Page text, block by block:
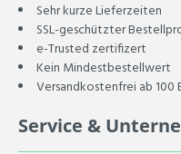
Sehr kurze Lieferzeiten
SSL-geschützter
e-Trusted zertifizert
Kein Mindestbestellwert
Versandkostenfrei ab
Service &